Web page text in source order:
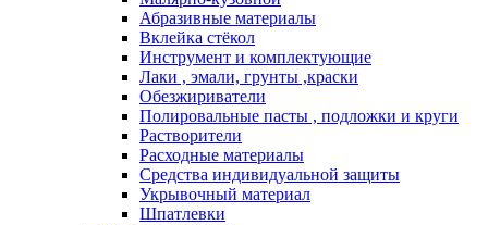
Абразивные материалы
Вклейка стёкол
Инструмент и комплектующие
Лаки , эмали, грунты ,краски
Обезжириватели
Полировальные пасты , подложки и круги
Растворители
Расходные материалы
Средства индивидуальной защиты
Укрывочный материал
Шпатлевки